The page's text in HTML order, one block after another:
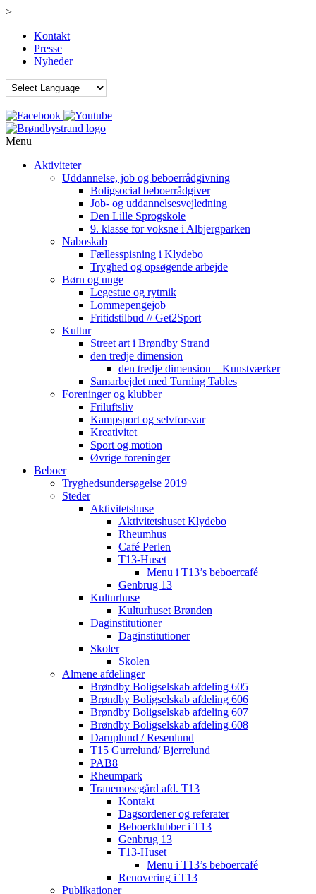
>
Kontakt
Presse
Nyheder
Menu
Aktiviteter
Uddannelse, job og beboerrådgivning
Boligsocial beboerrådgiver
Job- og uddannelsesvejledning
Den Lille Sprogskole
9. klasse for voksne i Albjergparken
Naboskab
Fællesspisning i Klydebo
Tryghed og opsøgende arbejde
Børn og unge
Legestue og rytmik
Lommepengejob
Fritidstilbud // Get2Sport
Kultur
Street art i Brøndby Strand
den tredje dimension
den tredje dimension – Kunstværker
Samarbejdet med Turning Tables
Foreninger og klubber
Friluftsliv
Kampsport og selvforsvar
Kreativitet
Sport og motion
Øvrige foreninger
Beboer
Tryghedsundersøgelse 2019
Steder
Aktivitetshuse
Aktivitetshuset Klydebo
Rheumhus
Café Perlen
T13-Huset
Menu i T13’s beboercafé
Genbrug 13
Kulturhuse
Kulturhuset Brønden
Daginstitutioner
Daginstitutioner
Skoler
Skolen
Almene afdelinger
Brøndby Boligselskab afdeling 605
Brøndby Boligselskab afdeling 606
Brøndby Boligselskab afdeling 607
Brøndby Boligselskab afdeling 608
Daruplund / Resenlund
T15 Gurrelund/ Bjerrelund
PAB8
Rheumpark
Tranemosegård afd. T13
Kontakt
Dagsordener og referater
Beboerklubber i T13
Genbrug 13
T13-Huset
Menu i T13’s beboercafé
Renovering i T13
Publikationer